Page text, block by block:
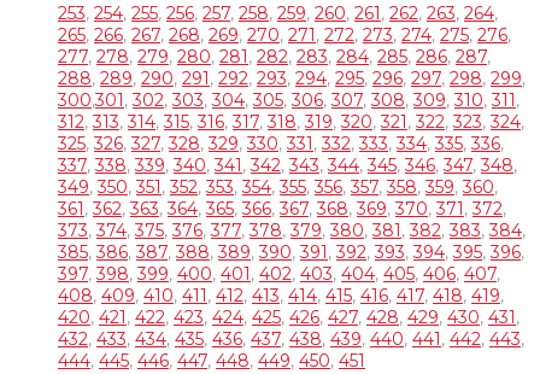
253, 254, 255, 256, 257, 258, 259, 260, 261, 262, 263, 264,
265, 266, 267, 268, 269, 270, 271, 272, 273, 274, 275, 276,
277, 278, 279, 280, 281, 282, 283, 284, 285, 286, 287,
288, 289, 290, 291, 292, 293, 294, 295, 296, 297, 298, 299,
300,301,302,303,304,305,306,307,308,309,310,311,
312,313,314,315,316,317,318,319,320,321,322,323,324,
325,326,327,328,329,330,331,332,333,334,335,336,
337,338,339,340,341,342,343,344,345,346,347,348,
349,350,351,352,353,354,355,356,357,358,359,360,
361,362,363,364,365,366,367,368,369,370,371,372,
373,374,375,376,377,378,379,380,381,382,383,384,
385,386,387,388,389,390,391,392,393,394,395,396,
397,398,399, 400, 401, 402, 403, 404, 405, 406, 407,
408, 409, 410, 411, 412, 413, 414, 415, 416, 417, 418, 419,
420, 421, 422, 423, 424, 425, 426, 427, 428, 429, 430, 431,
432, 433, 434, 435, 436, 437, 438, 439, 440, 441, 442, 443,
444, 445, 446, 447, 448, 449, 450, 451